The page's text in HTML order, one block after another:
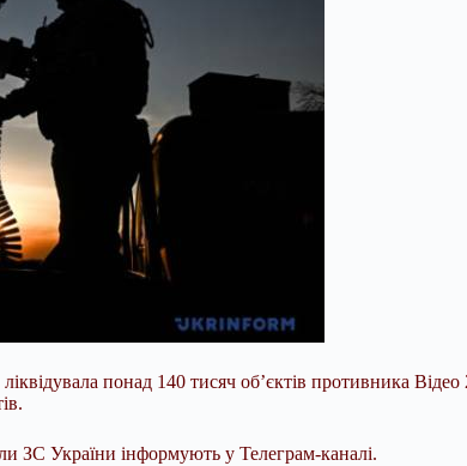
понад 140 тисяч об’єктів противника
ЗС України інформують у Телеграм-каналі.